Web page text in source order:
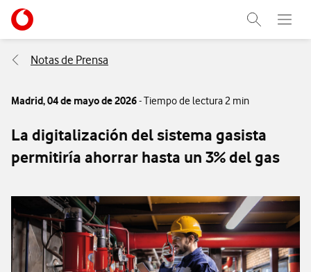
Ir a la pagina principal de vodafone.es
Abrir
Menu
Abre
Notas de Prensa
Madrid,04 de mayo de 2026- Tiempo de lectura 2 min
La digitalización del sistema gasista
permitiría ahorrar hasta un 3% del gas